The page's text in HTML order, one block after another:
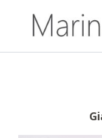
contenuto